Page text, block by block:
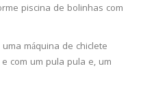
piscina de bolinhas com
máquina de chiclete
com um pula pula e, um